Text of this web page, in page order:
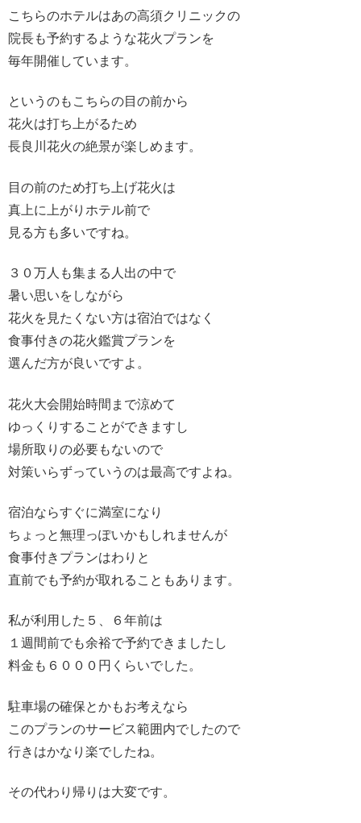
こちらのホテルはあの高須クリニックの
院長も予約するような花火プランを
毎年開催しています。
というのもこちらの目の前から
花火は打ち上がるため
長良川花火の絶景が楽しめます。
目の前のため打ち上げ花火は
真上に上がりホテル前で
見る方も多いですね。
３０万人も集まる人出の中で
暑い思いをしながら
花火を見たくない方は宿泊ではなく
食事付きの花火鑑賞プランを
選んだ方が良いですよ。
花火大会開始時間まで涼めて
ゆっくりすることができますし
場所取りの必要もないので
対策いらずっていうのは最高ですよね。
宿泊ならすぐに満室になり
ちょっと無理っぽいかもしれませんが
食事付きプランはわりと
直前でも予約が取れることもあります。
私が利用した５、６年前は
１週間前でも余裕で予約できましたし
料金も６０００円くらいでした。
駐車場の確保とかもお考えなら
このプランのサービス範囲内でしたので
行きはかなり楽でしたね。
その代わり帰りは大変です。